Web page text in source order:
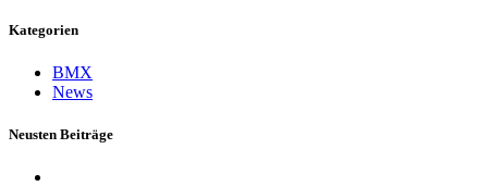
Kategorien
BMX
News
Neusten Beiträge